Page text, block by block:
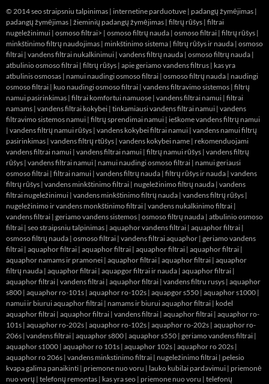
© 2014seo straipsniu talpinimas | internetine parduotuve | padangų žymėjimas |
padangų žymėjimas | žieminių padangų žymėjimas | filtrų rūšys | filtrai
nugeležinimui | osmoso filtrai> | osmoso filtrų nauda | osmoso filtrai | filtrų rūšys |
minkštinimo filtrų naudojimas | minkštinimo sistema | filtrų rūšys ir nauda | osmoso
filtrai | vandens filtrai nukalkinimui | vandens filtrų nauda | osmoso filtrų nauda |
atbulinio osmoso filtrai | filtrų rūšys | apie geriamo vandens filtrus | kas yra
atbulinis osmosas | namui naudingi osmoso filtrai | osmoso filtrų nauda | naudingi
osmoso filtrai | kuo naudingi osmoso filtrai | vandens filtravimo sistemos | filtrų
namui pasirinkimas | filtrai komfortui namuose | vandens filtrai namui | filtrai
namams | vandens filtrai kokybei | tinkamiausi vandens filtrai namui | vandens
filtravimo sistemos namui | filtrų sprendimai namui | ieškome vandens filtrų namui
| vandens filtrų namui rūšys | vandens kokybei filtrai namui | vandens namui filtrų
pasirinkimas | vandens filtrų rtūšys | vandens kokybei name | rekomenduojami
vandens filtrai namui | vandens filtrai namui | filtrų namui rūšys | vandens filtrų
rūšys | vandens filtrai namui | namui naudingi osmoso filtrai | namui geriausi
osmoso filtrai | filtrai namui | vandens filtrų nauda | filtrų rūšys ir nauda | vandens
filtrų rūšys | vandens minkštinimo filtrai | nugeležinimo filtrų nauda | vandens
filtrai nugeležinimui | vandens minkštinimo filtrų nauda | vandens filtrų rūšys |
nugeležinimo ir vandens monkštinimo filtrai | vandens nukalkinimo filtrai |
vandens filtrai | geriamo vandens sistemos | osmoso filtrų nauda | atbulinio osmoso
filtrai | seo straipsniu talpinimas | aquaphor vandens filtrai | aquaphor filtrai |
osmoso filtrų nauda | osmoso filtrai | vandens filtrai aquaphor | geriamo vandens
filtrai | aquaphor filtrai | aquaphor filtrai | aquaphor filtrai | aquaphor filtrai |
aquaphor namams ir pramonei | aquaphor filtrai | aquaphor filtrai | aquaphor
filtrų nauda | aquaphor filtrai | aquapgor filtrai ir nauda | aquaphor filtrai |
aquaphor filtrai | vandens filtrai | aquaphor filtrai | vandens filtru rusys | aquaphor
s800 | aquaphor ro-101s | aquaphor ro-102s | aquapgor s550 | aquaphor s1000 |
namui ir biurui aquaphor filtrai | namams ir biurui aquaphor filtrai | kodel
aquaphor filtrai | aquaphor filtrai | vandens filtrai | aquaphor filtrai | aquaphor ro-
101s | aquaphor ro-202s | aquaphor ro-102s | aquaphor ro-202s | aquaphor ro-
206s | vandens filtrai | aquaphor s800 | aquaphor s550 | geriamo vandens filtrai |
aquaphor s1000 | aquaphor ro 101s | aquaphor 102s | aquaphor ro 202s |
aquaphor ro 206s | vandens minkstinimo filtrai | nugeležinimo filtrai | pelesio
kvapa galima panaikinti | priemone nuo voru | lauko kubilai pardavimui | priemonė
nuo vorų | telefonų remontas | kas yra seo | priemone nuo voru | telefonų